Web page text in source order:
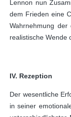
Lennon nun
dem Frieden eine
Wahrnehmung
realistische Wende
IV. Rezeption
Der wesentliche
in seiner